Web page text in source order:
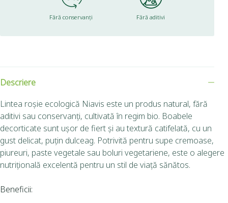
Fără conservanți Fără aditivi
Descriere
Lintea roșie ecologică Niavis este un produs natural, fără
aditivi sau conservanți, cultivată în regim bio. Boabele
decorticate sunt ușor de fiert și au textură catifelată, cu un
gust delicat, puțin dulceag. Potrivită pentru supe cremoase,
piureuri, paste vegetale sau boluri vegetariene, este o alegere
nutrițională excelentă pentru un stil de viață sănătos.
Beneficii: